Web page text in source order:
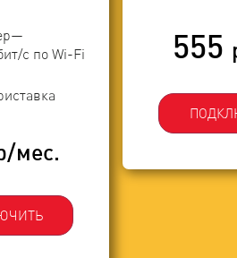
с по Wi-Fi
мес.
555